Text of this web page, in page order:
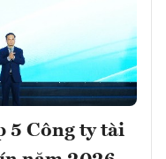
5 Công ty tài